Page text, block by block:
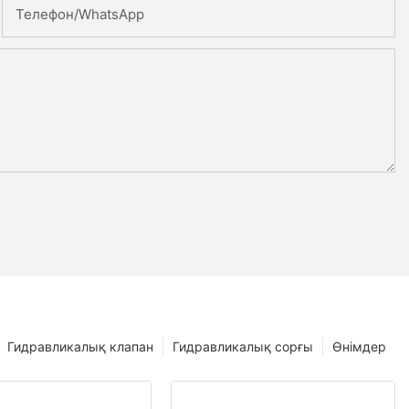
Телефон/whatsApp
Өнімдер
Гидравликалық сорғы
Гидравликалық клапан